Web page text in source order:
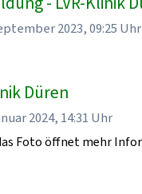
2023, 09:25 Uhr
Düren
2024, 14:31 Uhr
Foto öffnet mehr